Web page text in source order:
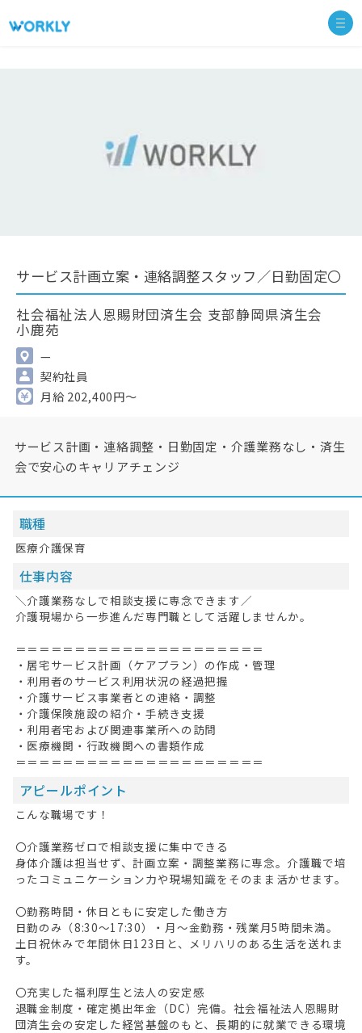
サービス計画立案・連絡調整スタッフ／日勤固定〇
社会福祉法人恩賜財団済生会 支部静岡県済生会
小鹿苑
—
契約社員
月給 202,400円～
サービス計画・連絡調整・日勤固定・介護業務なし・済生
会で安心のキャリアチェンジ
職種
医療介護保育
仕事内容
＼介護業務なしで相談支援に専念できます／
介護現場から一歩進んだ専門職として活躍しませんか。
＝＝＝＝＝＝＝＝＝＝＝＝＝＝＝＝＝＝＝＝＝
・居宅サービス計画（ケアプラン）の作成・管理
・利用者のサービス利用状況の経過把握
・介護サービス事業者との連絡・調整
・介護保険施設の紹介・手続き支援
・利用者宅および関連事業所への訪問
・医療機関・行政機関への書類作成
＝＝＝＝＝＝＝＝＝＝＝＝＝＝＝＝＝＝＝＝＝
アピールポイント
こんな職場です！
〇介護業務ゼロで相談支援に集中できる
身体介護は担当せず、計画立案・調整業務に専念。介護職で培
ったコミュニケーション力や現場知識をそのまま活かせます。
〇勤務時間・休日ともに安定した働き方
日勤のみ（8:30～17:30）・月～金勤務・残業月5時間未満。
土日祝休みで年間休日123日と、メリハリのある生活を送れま
す。
〇充実した福利厚生と法人の安定感
退職金制度・確定拠出年金（DC）完備。社会福祉法人恩賜財
団済生会の安定した経営基盤のもと、長期的に就業できる環境